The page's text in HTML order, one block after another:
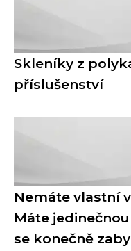
Skleníky z
příslušenství
Nemáte vlastní
Máte
se konečně